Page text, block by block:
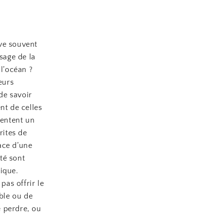
souvent
de la
?
savoir
de celles
un
de
d’une
sont
pas offrir le
ou de
perdre, ou